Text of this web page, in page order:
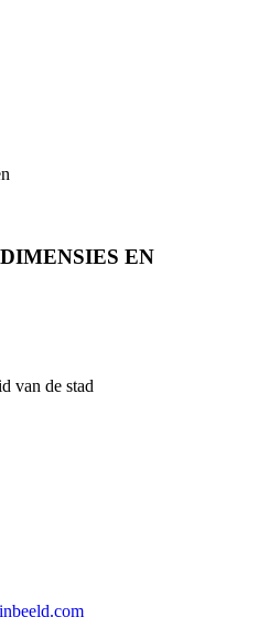
EN
van de stad